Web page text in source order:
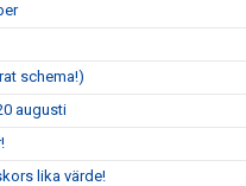
schema!)
augusti
lika värde!